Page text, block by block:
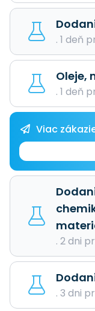
. 1 deň
Oleje,
. 1 deň
Viac
. 2 dni
. 3 dni